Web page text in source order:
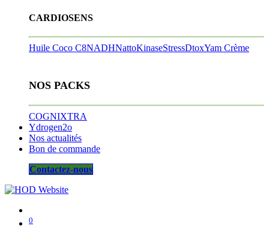
CARDIOSENS
Huile Coco C8NADHNattoKinaseStressDtoxYam Crème
NOS PACKS
COGNIXTRA
Ydrogen2o
Nos actualités
Bon de commande
Contactez-nous
0